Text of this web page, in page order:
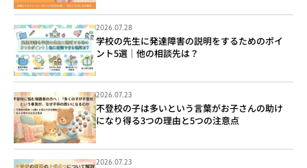
2026.07.28
学校の先生に発達障害の説明をするためのポイ
ント5選｜他の相談先は？
2026.07.23
不登校の子は多いという言葉がお子さんの助け
になり得る3つの理由と5つの注意点
2026.07.23